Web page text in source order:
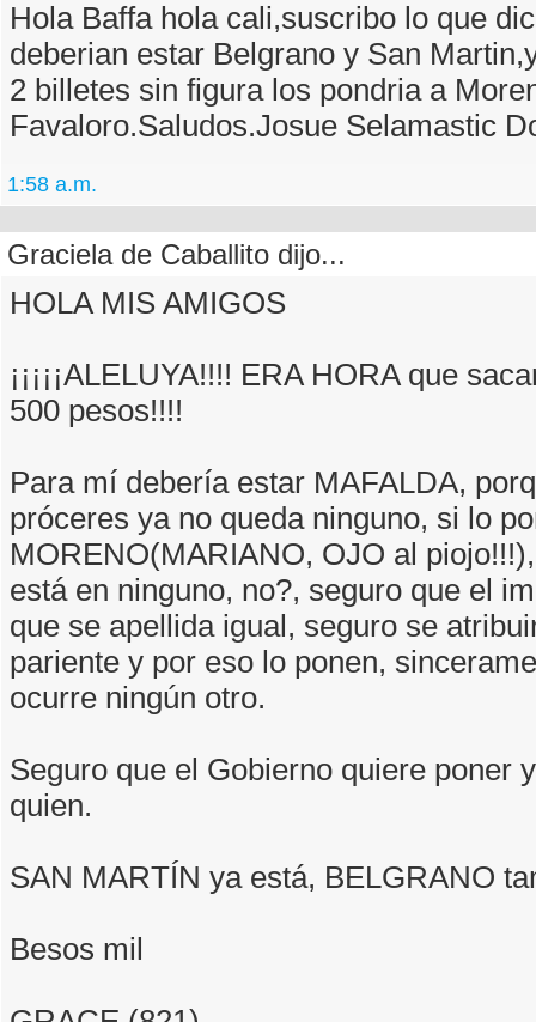
Hola Baffa hola cali,suscribo lo que
deberian estar Belgrano y San
2 billetes sin figura los pondria a
Favaloro.Saludos.Josue Selamastic
1:58 a.m.
Graciela de Caballito dijo...
HOLA MIS AMIGOS
¡¡¡¡¡ALELUYA!!!! ERA HORA que
500 pesos!!!!
Para mí debería estar MAFALDA,
próceres ya no queda ninguno, si lo
MORENO(MARIANO, OJO al
está en ninguno, no?, seguro que el
que se apellida igual, seguro se
pariente y por eso lo ponen,
ocurre ningún otro.
Seguro que el Gobierno quiere poner
quien.
SAN MARTÍN ya está, BELGRANO
Besos mil